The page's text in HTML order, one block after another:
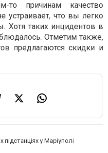
причинам качество
устраивает, что вы легко
Хотя таких инцидентов в
Отметим также,
предлагаются скидки и
у Маріуполі